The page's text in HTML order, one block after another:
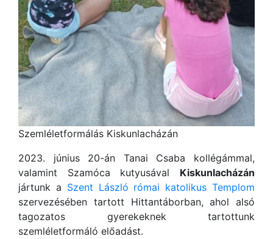
Szemléletformálás Kiskunlacházán
2023. június 20-án Tanai Csaba kollégámmal,
valamint Szamóca kutyusával Kiskunlacházán
jártunk a Szent László római katolikus Templom
szervezésében tartott Hittantáborban, ahol alsó
tagozatos gyerekeknek tartottunk
szemléletformáló előadást.